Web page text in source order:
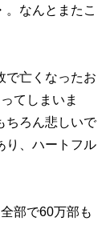
なんとまたこ
亡くなったお
てしまいま
ちろん悲しいで
り、ハートフル
部で60万部も